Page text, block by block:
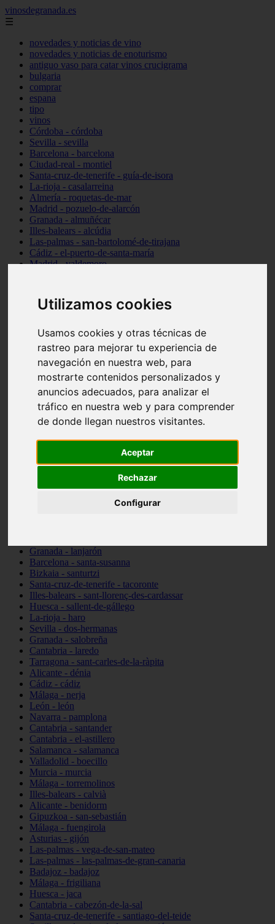
Utilizamos cookies
Usamos cookies y otras técnicas de
rastreo para mejorar tu experiencia de
navegación en nuestra web, para
mostrarte contenidos personalizados y
anuncios adecuados, para analizar el
tráfico en nuestra web y para comprender
de donde llegan nuestros visitantes.
Aceptar
Rechazar
Configurar
vinosdegranada.es
☰
novedades y noticias de vino
novedades y noticias de enoturismo
antiguo vaso para catar vinos crucigrama
bulgaria
comprar
espana
tipo
vinos
Córdoba - córdoba
Sevilla - sevilla
Barcelona - barcelona
Ciudad-real - montiel
Santa-cruz-de-tenerife - guía-de-isora
La-rioja - casalarreina
Almería - roquetas-de-mar
Madrid - pozuelo-de-alarcón
Granada - almuñécar
Illes-balears - alcúdia
Las-palmas - san-bartolomé-de-tirajana
Cádiz - el-puerto-de-santa-maría
Madrid - valdemoro
Cantabria - suances
Sevilla - bormujos
Málaga - júzcar
Huesca - alquézar
Huesca - castejón-de-sos
Lleida - alt-àneu
Córdoba - almedinilla
Navarra - zangoza
Cantabria - arenas-de-iguña
Barcelona - la-pobla-de-lillet
Murcia - cartagena
Madrid - nuevo-baztán
Granada - lanjarón
Barcelona - santa-susanna
Bizkaia - santurtzi
Santa-cruz-de-tenerife - tacoronte
Illes-balears - sant-llorenç-des-cardassar
Huesca - sallent-de-gállego
La-rioja - haro
Sevilla - dos-hermanas
Granada - salobreña
Cantabria - laredo
Tarragona - sant-carles-de-la-ràpita
Alicante - dénia
Cádiz - cádiz
Málaga - nerja
León - león
Navarra - pamplona
Cantabria - santander
Cantabria - el-astillero
Salamanca - salamanca
Valladolid - boecillo
Murcia - murcia
Málaga - torremolinos
Illes-balears - calvià
Alicante - benidorm
Gipuzkoa - san-sebastián
Málaga - fuengirola
Asturias - gijón
Las-palmas - vega-de-san-mateo
Las-palmas - las-palmas-de-gran-canaria
Badajoz - badajoz
Málaga - frigiliana
Huesca - jaca
Cantabria - cabezón-de-la-sal
Santa-cruz-de-tenerife - santiago-del-teide